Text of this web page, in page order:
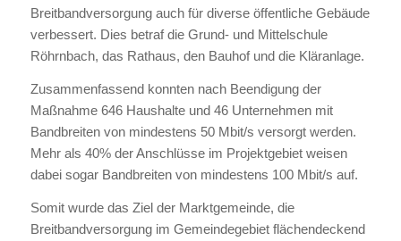
Breitbandversorgung auch für diverse öffentliche Gebäude
verbessert. Dies betraf die Grund- und Mittelschule
Röhrnbach, das Rathaus, den Bauhof und die Kläranlage.
Zusammenfassend konnten nach Beendigung der
Maßnahme 646 Haushalte und 46 Unternehmen mit
Bandbreiten von mindestens 50 Mbit/s versorgt werden.
Mehr als 40% der Anschlüsse im Projektgebiet weisen
dabei sogar Bandbreiten von mindestens 100 Mbit/s auf.
Somit wurde das Ziel der Marktgemeinde, die
Breitbandversorgung im Gemeindegebiet flächendeckend